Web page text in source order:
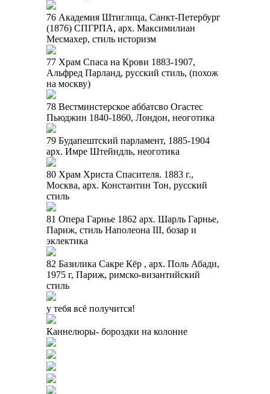
76 Академия Штиглица, Санкт-Петербург
(1876) СПГРПА, арх. Максимилиан
Месмахер, стиль историзм
77 Храм Спаса на Крови 1883-1907,
Альфред Парланд, русский стиль, (похож
на москву)
78 Вестминстерское аббатсво Огастес
Пьюджин 1840-1860, Лондон, неоготика
79 Будапештский парламент, 1885-1904
арх. Имре Штейндль, неоготика
80 Храм Христа Спасителя. 1883 г.,
Москва, арх. Константин Тон, русский
стиль
81 Опера Гарнье 1862 арх. Шарль Гарнье,
Париж, стиль Наполеона III, бозар и
эклектика
82 Базилика Сакре Кёр , арх. Поль Абади,
1975 г, Париж, римско-византийский
стиль
у тебя всё получится!
Каннелюры- бороздки на колонне